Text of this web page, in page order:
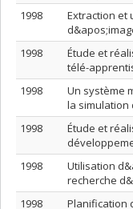
1998
Extraction et
1998
Étude et
télé-
1998
Un système
la simulation
1998
Étude et
1998
Utilisation
recherche
1998
Planification